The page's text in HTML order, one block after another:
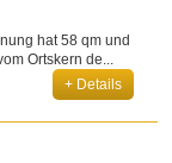
hat 58 qm und
Ortskern de...
+ Details